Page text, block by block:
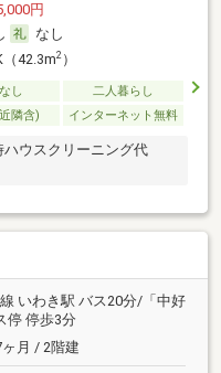
円
なし
42.3m2）
し
二人暮らし
隣含) インターネット無料
ウスクリーニング代
いわき駅 バス20分/「中好
停 停歩3分
月 / 2階建